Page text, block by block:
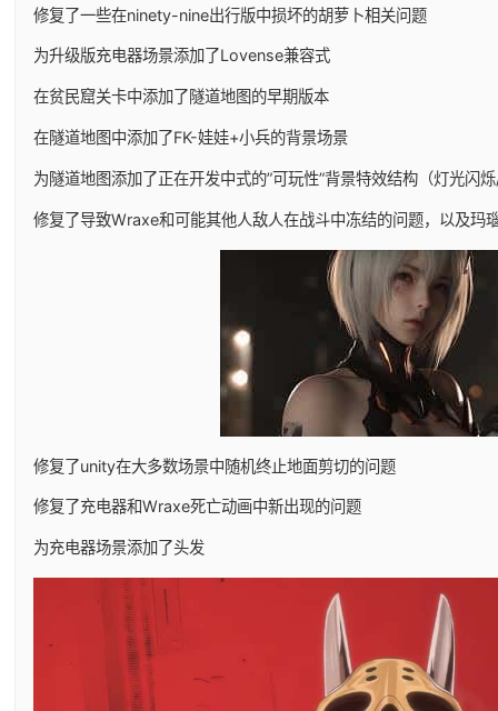
修复了一些在ninety-nine出行版中损坏的胡萝卜相关问题
为升级版充电器场景添加了Lovense兼容式
在贫民窟关卡中添加了隧道地图的早期版本
在隧道地图中添加了FK-娃娃+小兵的背景场景
为隧道地图添加了正在开发中式的”可玩性”背景特效结构（灯光闪
修复了导致Wraxe和可能其他人敌人在战斗中冻结的问题，以及玛
修复了unity在大多数场景中随机终止地面剪切的问题
修复了充电器和Wraxe死亡动画中新出现的问题
为充电器场景添加了头发